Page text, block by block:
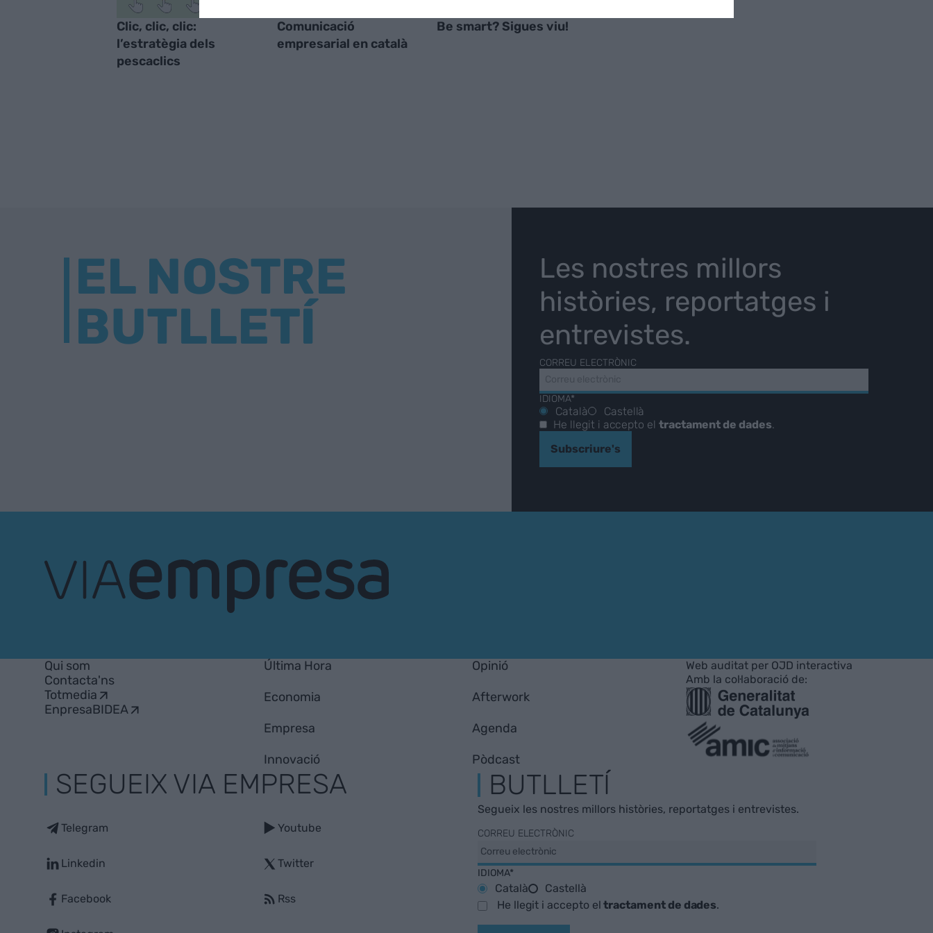
Clic, clic, clic:
l’estratègia dels
pescaclics
Comunicació
empresarial en català
Be smart? Sigues viu!
EL NOSTRE
BUTLLETÍ
Les nostres millors
històries, reportatges i
entrevistes.
CORREU ELECTRÒNIC
IDIOMA*
Català
Castellà
He llegit i accepto el tractament de dades.
Subscriure's
Qui som
Contacta'ns
Totmedia
EnpresaBIDEA
Última Hora
Economia
Empresa
Innovació
Opinió
Afterwork
Agenda
Pòdcast
Web auditat per OJD interactiva
Amb la col·laboració de:
SEGUEIX VIA EMPRESA
Telegram
Linkedin
Facebook
Youtube
Twitter
Rss
BUTLLETÍ
Segueix les nostres millors històries, reportatges i entrevistes.
CORREU ELECTRÒNIC
IDIOMA*
Català
Castellà
He llegit i accepto eltractament de dades.